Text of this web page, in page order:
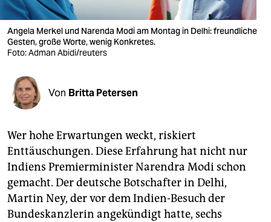
verlag
verlag
shop
fragen & hilfe
unterstützen
abo
genossenschaft
epaper login
Angela Merkel und Narenda Modi am Montag in Delhi: freundliche
Gesten, große Worte, wenig Konkretes.
Foto: Adman Abidi/reuters
Von Britta Petersen
Wer hohe Erwartungen weckt, riskiert
Enttäuschungen. Diese Erfahrung hat nicht nur
Indiens Premierminister Narendra Modi schon
gemacht. Der deutsche Botschafter in Delhi,
Martin Ney, der vor dem Indien-Besuch der
Bundeskanzlerin angekündigt hatte, sechs